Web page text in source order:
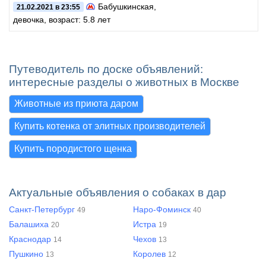
21.02.2021 в 23:55 Бабушкинская
девочка, возраст: 5.8 лет
Путеводитель по доске объявлений:
интересные разделы о животных в Москве
Животные из приюта даром
Купить котенка от элитных производителей
Купить породистого щенка
Актуальные объявления о собаках в дар
Санкт-Петербург 49 Наро-Фоминск 40
Балашиха 20 Истра 19
Краснодар 14 Чехов 13
Пушкино 13 Королев 12